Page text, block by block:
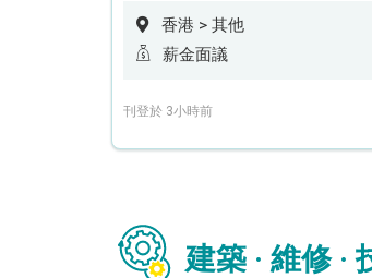
香港 > 其他
薪金面議
刊登於 3小時前
建築 · 維修 ·